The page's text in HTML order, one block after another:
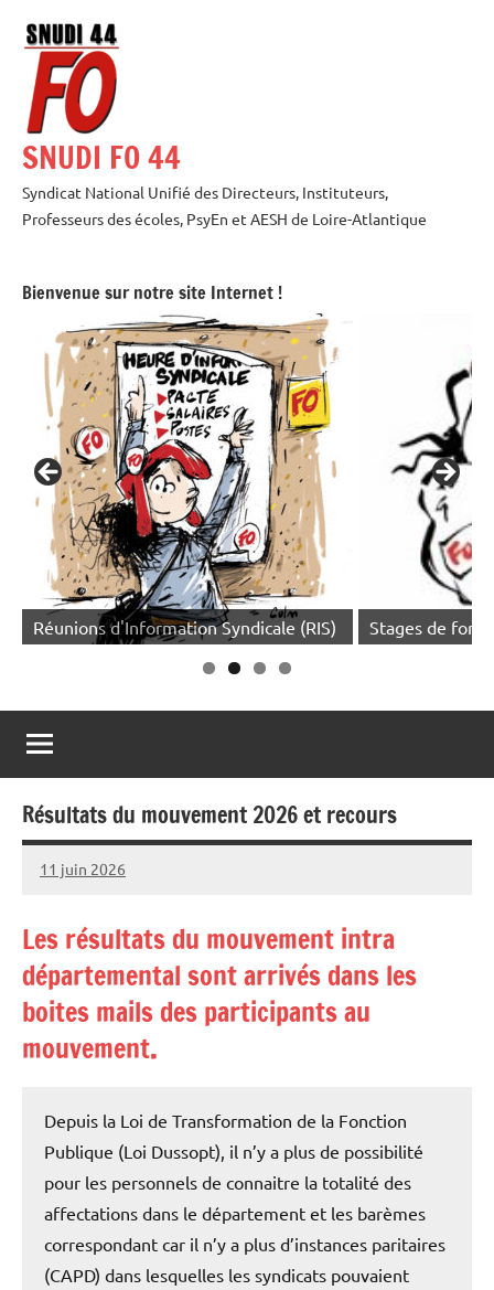
contenu
SNUDI FO 44
Syndicat National Unifié des Directeurs, Instituteurs,
Professeurs des écoles, PsyEn et AESH de Loire-Atlantique
Bienvenue sur notre site Internet !
Réunions d'Information Syndicale (RIS) Stages de
Résultats du mouvement 2026 et recours
11 juin 2026
Snudifo44
Les résultats du mouvement intra
départemental sont arrivés dans les
boites mails des participants au
mouvement.
Depuis la Loi de Transformation de la Fonction
Publique (Loi Dussopt), il n’y a plus de possibilité
pour les personnels de connaitre la totalité des
affectations dans le département et les barèmes
correspondant car il n’y a plus d’instances paritaires
(CAPD) dans lesquelles les syndicats pouvaient